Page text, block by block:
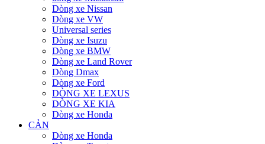
Dòng xe Nissan
Dòng xe VW
Universal series
Dòng xe Isuzu
Dòng xe BMW
Dòng xe Land Rover
Dòng Dmax
Dòng xe Ford
DÒNG XE LEXUS
DÒNG XE KIA
Dòng xe Honda
CẢN
Dòng xe Honda